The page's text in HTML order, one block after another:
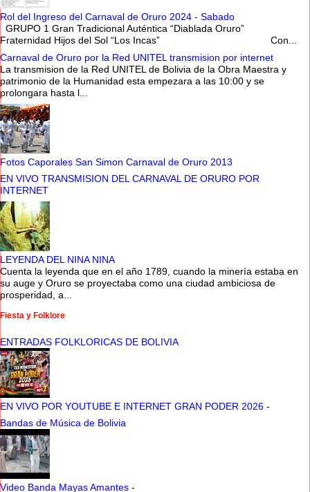
Rol del Ingreso del Carnaval de Oruro 2024 - Sabado
GRUPO 1 Gran Tradicional Auténtica “Diablada Oruro”
Fraternidad Hijos del Sol “Los Incas” Con...
Carnaval de Oruro por la Red UNITEL transmision por internet
La transmision de la Red UNITEL de Bolivia de la Obra Maestra y
patrimonio de la Humanidad esta empezara a las 10:00 y se
prolongara hasta l...
Fotos Caporales San Simon Carnaval de Oruro 2013
EN VIVO TRANSMISION DEL CARNAVAL DE ORURO POR
INTERNET
LEYENDA DEL NINA NINA
Cuenta la leyenda que en el año 1789, cuando la minería estaba en
su auge y Oruro se proyectaba como una ciudad ambiciosa de
prosperidad, a...
Fiesta y Folklore
ENTRADAS FOLKLORICAS DE BOLIVIA
EN VIVO POR YOUTUBE E INTERNET GRAN PODER 2026 -
Bandas de Música de Bolivia
Video Banda Mayas Amantes -